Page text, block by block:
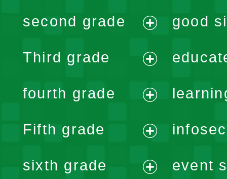
menu
second grade
menu
Third grade
menu
fourth grade
menu
Fifth grade
sixth grade
good
event